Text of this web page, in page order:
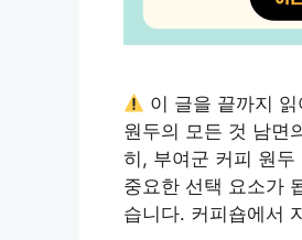
이 글을 끝까지
원두의 모든 것 남면
히, 부여군 커피 원두
중요한 선택 요소가
습니다. 커피숍에서